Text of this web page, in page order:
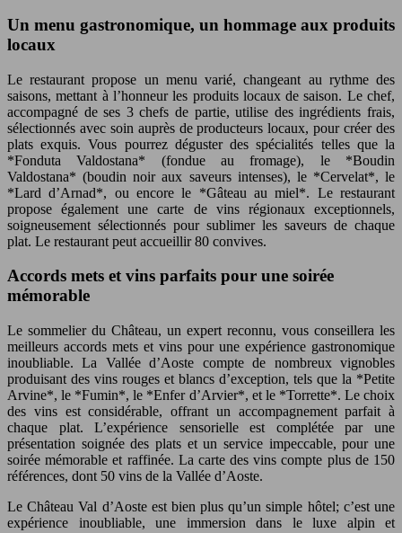
Un menu gastronomique, un hommage aux produits
locaux
Le restaurant propose un menu varié, changeant au rythme des
saisons, mettant à l’honneur les produits locaux de saison. Le chef,
accompagné de ses 3 chefs de partie, utilise des ingrédients frais,
sélectionnés avec soin auprès de producteurs locaux, pour créer des
plats exquis. Vous pourrez déguster des spécialités telles que la
*Fonduta Valdostana* (fondue au fromage), le *Boudin
Valdostana* (boudin noir aux saveurs intenses), le *Cervelat*, le
*Lard d’Arnad*, ou encore le *Gâteau au miel*. Le restaurant
propose également une carte de vins régionaux exceptionnels,
soigneusement sélectionnés pour sublimer les saveurs de chaque
plat. Le restaurant peut accueillir 80 convives.
Accords mets et vins parfaits pour une soirée
mémorable
Le sommelier du Château, un expert reconnu, vous conseillera les
meilleurs accords mets et vins pour une expérience gastronomique
inoubliable. La Vallée d’Aoste compte de nombreux vignobles
produisant des vins rouges et blancs d’exception, tels que la *Petite
Arvine*, le *Fumin*, le *Enfer d’Arvier*, et le *Torrette*. Le choix
des vins est considérable, offrant un accompagnement parfait à
chaque plat. L’expérience sensorielle est complétée par une
présentation soignée des plats et un service impeccable, pour une
soirée mémorable et raffinée. La carte des vins compte plus de 150
références, dont 50 vins de la Vallée d’Aoste.
Le Château Val d’Aoste est bien plus qu’un simple hôtel; c’est une
expérience inoubliable, une immersion dans le luxe alpin et